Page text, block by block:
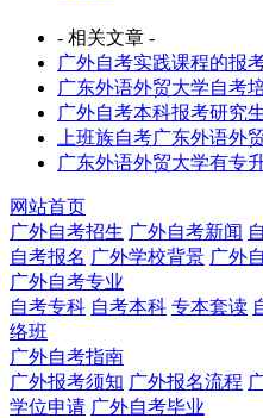
- 相关文章 -
广外自考实践课程的报
广东外语外贸大学自考
广外自考本科报考研究
上班族自考广东外语外
广东外语外贸大学有专
网站首页
广外自考招生 广外自考新闻
自考报名 广外学校背景 广外
广外自考专业
自考专科 自考本科 专本套读
络班
广外自考指南
广外报考须知 广外报名流程
学位申请 广外自考毕业